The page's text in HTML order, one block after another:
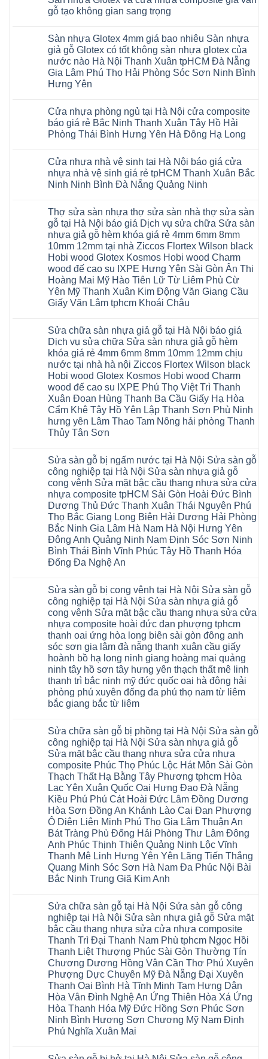
Giấy
Tây
Hồ
Yên
TpHCM
Bình
Dương
Huế
Cần
Thơ
Đà
Đức
Hoài
Đức
Ninh
Phòng
Tứ
Kỳ
Đan
Phượng
Quảng
Ninh
Thanh
Miện
Nghệ
An
Thanh
Hà
Bình
Thái
Bình
Thanh
Phụ
Phú
Thọ
Lào
Tuyên
Quang
1m2
tại
Dương
Đà
Nẵng
Khánh
Hải
Phòng
Hưng
Yên
Nghệ
An
Quảng
Thọ
Bắc
Ninh
Tuyên
chống
cong
ngót
Gia
Lâm
Thanh
Xuân
Hà
Nội
Từ
Liêm
Đan
Phượng
Bình
Hải
Phòng
trường
rộng
khách
hàng
quan
tâm
Hà
Quảng
Ninh
Nghệ
An
Bắc
Ninh
Tuyên
Nguyên
4mm
6mm
hèm
khóa
uy
tín
hàng
đầu
đã
định
tại
Việt
Nam
luận
ở
Glotex
Sàn
nhựa
Fukione
giả
gỗ
4mm
6mm
đế
cao
su
gỗ tạo không gian sang trọng
bình
luận
ở
Sàn
nhựa
Glotex
và
composite
giả
vân
gỗ
tạo
sang
trọng
Sàn nhựa Glotex 4mm giá bao nhiêu Sàn nhựa
giả gỗ Glotex có tốt không sàn nhựa glotex của
nước nào Hà Nội Thanh Xuân tpHCM Đà Nẵng
Gia Lâm Phú Thọ Hải Phòng Sóc Sơn Ninh Bình
Hưng Yên
bình
luận
ở
Sàn
4mm
giá
bao
nhiêu
Sàn
Glotex
có
tốt
không
sàn
nhựa
glotex
nước
nào
Hà
Nội
tpHCM
Đà
Nẵng
Gia
Phú
Thọ
Phòng
Sóc
Sơn
Ninh
Bình
Hưng
Yên
Cửa nhựa phòng ngủ tại Hà Nội cửa composite
báo giá rẻ Bắc Ninh Thanh Xuân Tây Hồ Hải
Phòng Thái Bình Hưng Yên Hà Đông Hạ Long
bình
luận
ở
Cửa
ngủ
tại
Hà
Nội
cửa
composite
báo
giá
rẻ
Bắc
Ninh
Thanh
Xuân
Hải
Phòng
Thái
Bình
Hưng
Yên
Hà
Đông
Hạ
Long
Cửa nhựa nhà vệ sinh tại Hà Nội báo giá cửa
nhựa nhà vệ sinh giá rẻ tpHCM Thanh Xuân Bắc
Ninh Ninh Bình Đà Nẵng Quảng Ninh
bình
luận
ở
Cửa
nhựa
nhà
vệ
sinh
tại
Hà
Nội
giá
nhà
sinh
giá
tpHCM
Thanh
Bắc
Ninh
Ninh
Bình
Đà
Nẵng
Quảng
Thợ sửa sàn nhựa thợ sửa sàn nhà thợ sửa sàn
gỗ tại Hà Nội báo giá Dịch vụ sửa chữa Sửa sàn
nhựa giả gỗ hèm khóa giá rẻ 4mm 6mm 8mm
10mm 12mm tại nhà Ziccos Flortex Wilson black
Hobi wood Glotex Kosmos Hobi wood Charm
wood đế cao su IXPE Hưng Yên Sài Gòn Ân Thi
Hoàng Mai Mỹ Hào Tiên Lữ Từ Liêm Phù Cừ
Yên Mỹ Thanh Xuân Kim Động Văn Giang Cầu
Giấy Văn Lâm tphcm Khoái Châu
bình
luận
ở
Thợ
sửa
sàn
nhựa
thợ
sửa
sàn
nhà
sửa
sàn
Nội
báo
Dịch
vụ
sửa
chữa
Sửa
sàn
nhựa
giả
gỗ
hèm
khóa
4mm
6mm
8mm
10mm
12mm
tại
nhà
Ziccos
Flortex
Wilson
black
Hobi
wood
Glotex
Kosmos
Hobi
wood
đế
cao
su
IXPE
Hưng
Yên
Sài
Gòn
Ân
Thi
Hoàng
Mai
Hào
Tiên
Lữ
Từ
Liêm
Phù
Cừ
Thanh
Xuân
Kim
Động
Văn
Giang
Cầu
Giấy
Văn
Lâm
tphcm
Khoái
Châu
Sửa chữa sàn nhựa giả gỗ tại Hà Nội báo giá
Dịch vụ sửa chữa Sửa sàn nhựa giả gỗ hèm
khóa giá rẻ 4mm 6mm 8mm 10mm 12mm chịu
nước tại nhà hà nội Ziccos Flortex Wilson black
Hobi wood Glotex Kosmos Hobi wood Charm
wood đế cao su IXPE Phú Thọ Việt Trì Thanh
Xuân Đoan Hùng Thanh Ba Cầu Giấy Hạ Hòa
Cẩm Khê Tây Hồ Yên Lập Thanh Sơn Phù Ninh
hưng yên Lâm Thao Tam Nông hải phòng Thanh
Thủy Tân Sơn
bình
luận
ở
Sửa
chữa
sàn
nhựa
giả
gỗ
tại
Hà
Nội
báo
giá
sửa
chữa
Sửa
nhựa
giả
gỗ
hèm
khóa
giá
rẻ
4mm
6mm
8mm
10mm
12mm
chịu
nhà
hà
nội
Ziccos
Flortex
black
Hobi
wood
Glotex
Kosmos
Hobi
wood
Charm
wood
đế
cao
su
IXPE
Phú
Trì
Thanh
Xuân
Đoan
Hùng
Thanh
Ba
Giấy
Hạ
Hòa
Cẩm
Khê
Tây
Hồ
Yên
Lập
Thanh
Sửa sàn gỗ bị ngấm nước tại Hà Nội Sửa sàn gỗ
công nghiệp tại Hà Nội Sửa sàn nhựa giả gỗ
cong vênh Sửa mặt bậc cầu thang nhựa sửa cửa
nhựa composite tpHCM Sài Gòn Hoài Đức Bình
Dương Thủ Đức Thanh Xuân Thái Nguyên Phú
Thọ Bắc Giang Long Biên Hải Dương Hải Phòng
Bắc Ninh Gia Lâm Hà Nam Hà Nội Hưng Yên
Đông Anh Quảng Ninh Nam Định Sóc Sơn Ninh
Bình Thái Bình Vĩnh Phúc Tây Hồ Thanh Hóa
Đống Đa Nghệ An
bình
luận
ở
Sửa
sàn
gỗ
bị
ngấm
nước
tại
Hà
Sửa
sàn
gỗ
công
Hà
Nội
Sửa
sàn
giả
cong
vênh
Sửa
mặt
bậc
cầu
thang
nhựa
sửa
cửa
composite
tpHCM
Hoài
Đức
Bình
Dương
Thủ
Đức
Thanh
Xuân
Thái
Nguyên
Phú
Thọ
Bắc
Giang
Long
Biên
Hải
Dương
Bắc
Sửa sàn gỗ bị cong vênh tại Hà Nội Sửa sàn gỗ
công nghiệp tại Hà Nội Sửa sàn nhựa giả gỗ
cong vênh Sửa mặt bậc cầu thang nhựa sửa cửa
nhựa composite hoài đức đan phượng tphcm
thanh oai ứng hòa long biên sài gòn đông anh
sóc sơn gia lâm đà nẵng thanh xuân cầu giấy
hoành bồ hạ long ninh giang hoàng mai quảng
ninh tây hồ sơn tây hưng yên thạch thất mê linh
thanh trì bắc ninh mỹ đức quốc oai hà đông hải
phòng phú xuyên đống đa phú thọ nam từ liêm
bắc giang bắc từ liêm
bình
luận
ở
Sửa
sàn
gỗ
cong
vênh
tại
Hà
Nội
Sửa
sàn
gỗ
công
nghiệp
tại
Hà
Nội
nhựa
giả
gỗ
cong
vênh
Sửa
mặt
bậc
cầu
thang
nhựa
sửa
cửa
nhựa
composite
hoài
đức
đan
thanh
Sửa chữa sàn gỗ bị phồng tại Hà Nội Sửa sàn gỗ
công nghiệp tại Hà Nội Sửa sàn nhựa giả gỗ
Sửa mặt bậc cầu thang nhựa sửa cửa nhựa
composite Phúc Thọ Phúc Lộc Hát Môn Sài Gòn
Thạch Thất Hạ Bằng Tây Phương tphcm Hòa
Lạc Yên Xuân Quốc Oai Hưng Đạo Đà Nẵng
Kiều Phú Phú Cát Hoài Đức Lâm Đồng Dương
Hòa Sơn Đồng An Khánh Lào Cai Đan Phượng
Ô Diên Liên Minh Phú Thọ Gia Lâm Thuận An
Bát Tràng Phù Đổng Hải Phòng Thư Lâm Đông
Anh Phúc Thịnh Thiên Quảng Ninh Lộc Vĩnh
Thanh Mê Linh Hưng Yên Yên Lãng Tiến Thắng
Quang Minh Sóc Sơn Hà Nam Đa Phúc Nội Bài
Bắc Ninh Trung Giã Kim Anh
bình
luận
ở
Sửa
chữa
sàn
bị
phồng
tại
Hà
Sửa
sàn
gỗ
công
nghiệp
Nội
Sửa chữa sàn gỗ tại Hà Nội Sửa sàn gỗ công
nghiệp tại Hà Nội Sửa sàn nhựa giả gỗ Sửa mặt
bậc cầu thang nhựa sửa cửa nhựa composite
Thanh Trì Đại Thanh Nam Phù tphcm Ngọc Hồi
Thanh Liệt Thượng Phúc Sài Gòn Thường Tín
Chương Dương Hồng Vân Cần Thơ Phú Xuyên
Phượng Dực Chuyên Mỹ Đà Nẵng Đại Xuyên
Thanh Oai Bình Hà Tĩnh Minh Tam Hưng Dân
Hòa Vân Đình Nghệ An Ứng Thiên Hòa Xá Ứng
Hòa Thanh Hóa Mỹ Đức Hồng Sơn Phúc Sơn
Ninh Bình Hương Sơn Chương Mỹ Nam Định
Phú Nghĩa Xuân Mai